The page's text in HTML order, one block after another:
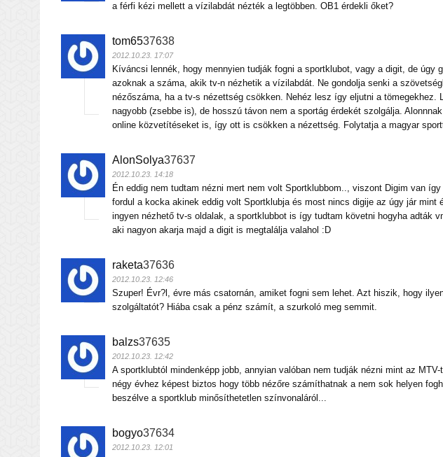
a férfi kézi mellett a vízilabdát nézték a legtöbben. OB1 érdekli őket?
tom6537638
2012.10.23. 17:07
Kíváncsi lennék, hogy mennyien tudják fogni a sportklubot, vagy a digit, de úgy
azoknak a száma, akik tv-n nézhetik a vízilabdát. Ne gondolja senki a
nézőszáma, ha a tv-s nézettség csökken. Nehéz lesz így eljutni a tömegekhez.
nagyobb (zsebbe is), de hosszú távon nem a sportág érdekét szolgálja.
online közvetítéseket is, így ott is csökken a nézettség. Folytatja a magyar
AlonSolya37637
2012.10.23. 14:18
Én eddig nem tudtam nézni mert nem volt Sportklubbom.., viszont Digim van
fordul a kocka akinek eddig volt Sportklubja és most nincs digije az úgy jár mint
ingyen nézhető tv-s oldalak, a sportklubbot is így tudtam követni hogyha adták
aki nagyon akarja majd a digit is megtalálja valahol :D
raketa37636
2012.10.23. 12:46
Szuper! Évr?l, évre más csatornán, amiket fogni sem lehet. Azt hiszik, hogy
szolgáltatót? Hiába csak a pénz számít, a szurkoló meg semmit.
balzs37635
2012.10.23. 12:42
A sportklubtól mindenképp jobb, annyian valóban nem tudják nézni mint az
négy évhez képest biztos hogy több nézőre számíthatnak a nem sok helyen
beszélve a sportklub minősíthetetlen színvonaláról...
bogyo37634
2012.10.23. 12:01